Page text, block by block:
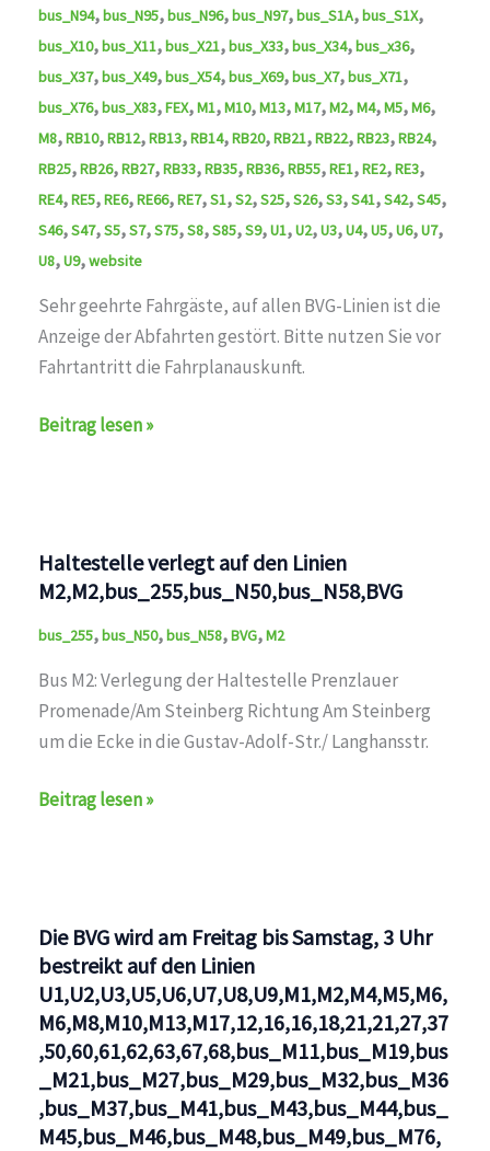
bus_N94, bus_N95, bus_N96, bus_N97, bus_S1A, bus_S1X,
bus_X10, bus_X11, bus_X21, bus_X33, bus_X34, bus_x36,
bus_X37, bus_X49, bus_X54, bus_X69, bus_X7, bus_X71,
bus_X76, bus_X83,FEX,M1,M10,M13,M17,M2,M4,M5,M6,
M8,RB10,RB12,RB13,RB14,RB20,RB21,RB22,RB23,RB24,
RB25,RB26,RB27,RB33,RB35,RB36,RB55,RE1,RE2,RE3,
RE4,RE5,RE6,RE66,RE7,S1,S2,S25,S26,S3,S41,S42,S45,
S46,S47,S5,S7,S75,S8,S85,S9,U1,U2,U3,U4,U5,U6,U7,
U8,U9,website
Sehr geehrte Fahrgäste, auf allen BVG-Linien ist die
Anzeige der Abfahrten gestört. Bitte nutzen Sie vor
Fahrtantritt die Fahrplanauskunft.
Störung
Beitrag lesen »
Haltestelle verlegt auf den Linien
M2,M2,bus_255,bus_N50,bus_N58,BVG
bus_255,bus_N50,bus_N58,BVG,M2
Bus M2: Verlegung der Haltestelle Prenzlauer
Promenade/Am Steinberg Richtung Am Steinberg
um die Ecke in die Gustav-Adolf-Str./ Langhansstr.
Haltestelle
M2,M2,bus_255,bus_N50,bus_N58,BVG
Beitrag lesen »
Die BVG wird am Freitag bis Samstag, 3 Uhr
bestreikt auf den Linien
U1,U2,U3,U5,U6,U7,U8,U9,M1,M2,M4,M5,M6,
M6,M8,M10,M13,M17,12,16,16,18,21,21,27,37
,50,60,61,62,63,67,68,bus_M11,bus_M19,bus
_M21,bus_M27,bus_M29,bus_M32,bus_M36
,bus_M37,bus_M41,bus_M43,bus_M44,bus_
M45,bus_M46,bus_M48,bus_M49,bus_M76,